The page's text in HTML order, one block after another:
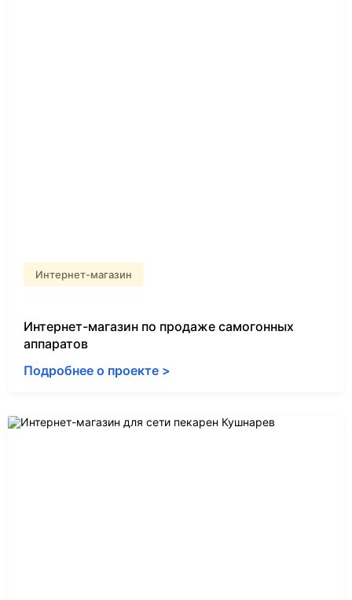
Интернет-магазин
Интернет-магазин по продаже самогонных
аппаратов
Подробнее о проекте >